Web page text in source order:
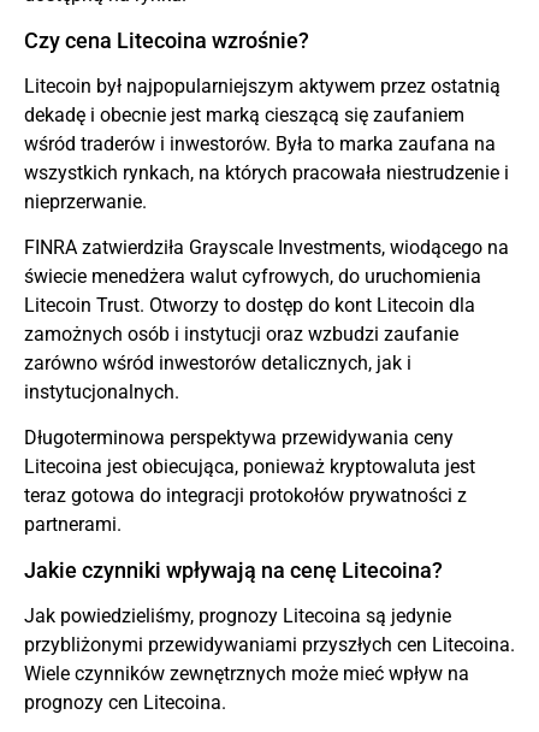
Czy cena Litecoina wzrośnie?
Litecoin był najpopularniejszym aktywem przez ostatnią
dekadę i obecnie jest marką cieszącą się zaufaniem
wśród traderów i inwestorów. Była to marka zaufana na
wszystkich rynkach, na których pracowała niestrudzenie i
nieprzerwanie.
FINRA zatwierdziła Grayscale Investments, wiodącego na
świecie menedżera walut cyfrowych, do uruchomienia
Litecoin Trust. Otworzy to dostęp do kont Litecoin dla
zamożnych osób i instytucji oraz wzbudzi zaufanie
zarówno wśród inwestorów detalicznych, jak i
instytucjonalnych.
Długoterminowa perspektywa przewidywania ceny
Litecoina jest obiecująca, ponieważ kryptowaluta jest
teraz gotowa do integracji protokołów prywatności z
partnerami.
Jakie czynniki wpływają na cenę Litecoina?
Jak powiedzieliśmy, prognozy Litecoina są jedynie
przybliżonymi przewidywaniami przyszłych cen Litecoina.
Wiele czynników zewnętrznych może mieć wpływ na
prognozy cen Litecoina.